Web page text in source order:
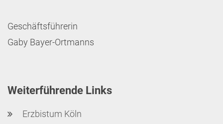
Geschäftsführerin
Gaby Bayer-Ortmanns
Weiterführende Links
Erzbistum Köln